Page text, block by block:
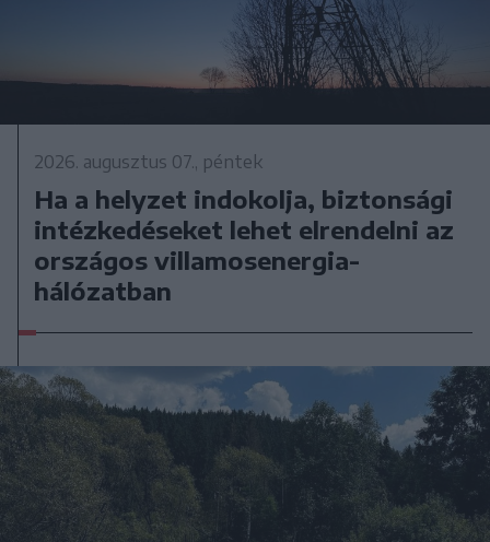
2026. augusztus 07., péntek
Ha a helyzet indokolja, biztonsági
intézkedéseket lehet elrendelni az
országos villamosenergia-
hálózatban